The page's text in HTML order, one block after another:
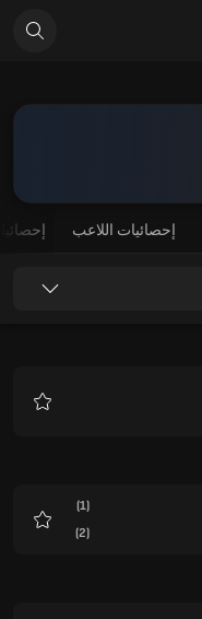
إحصائيات اللاعب
(1)
(2)